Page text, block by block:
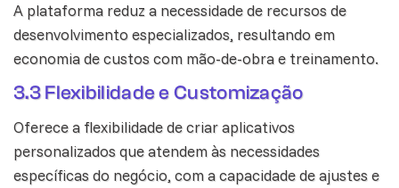
A plataforma reduz a necessidade de recursos de
desenvolvimento especializados, resultando em
economia de custos com mão-de-obra e treinamento.
3.3 Flexibilidade e Customização
Oferece a flexibilidade de criar aplicativos
personalizados que atendem às necessidades
específicas do negócio, com a capacidade de ajustes e